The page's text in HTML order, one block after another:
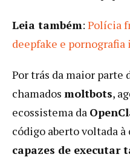
Leia também: Polícia
deepfake e
Por trás da maior parte
chamados moltbots,
ecossistema da
código aberto voltada à
capazes de executar